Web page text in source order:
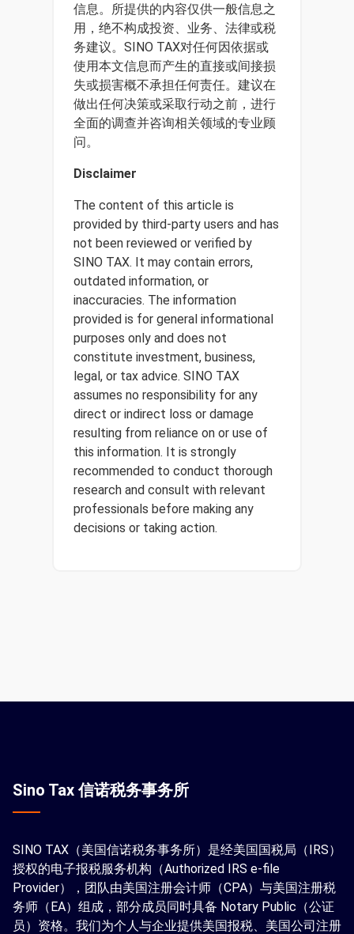
信息。所提供的内容仅供一般信息之
用，绝不构成投资、业务、法律或税
务建议。SINO TAX对任何因依据或
使用本文信息而产生的直接或间接损
失或损害概不承担任何责任。建议在
做出任何决策或采取行动之前，进行
全面的调查并咨询相关领域的专业顾
问。
Disclaimer
The content of this article is
provided by third-party users and has
not been reviewed or verified by
SINO TAX. It may contain errors,
outdated information, or
inaccuracies. The information
provided is for general informational
purposes only and does not
constitute investment, business,
legal, or tax advice. SINO TAX
assumes no responsibility for any
direct or indirect loss or damage
resulting from reliance on or use of
this information. It is strongly
recommended to conduct thorough
research and consult with relevant
professionals before making any
decisions or taking action.
Sino Tax 信诺税务事务所
SINO TAX（美国信诺税务事务所）是经美国国税局（IRS）
授权的电子报税服务机构（Authorized IRS e-file
Provider），团队由美国注册会计师（CPA）与美国注册税
务师（EA）组成，部分成员同时具备 Notary Public（公证
员）资格。我们为个人与企业提供美国报税、美国公司注册